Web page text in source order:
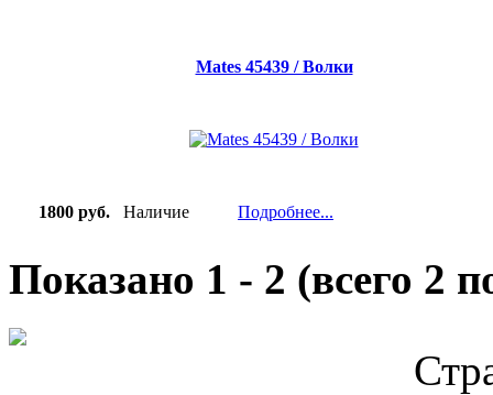
Mates 45439 / Волки
1800 руб. Наличие Подробнее...
Показано 1 - 2 (всего 2